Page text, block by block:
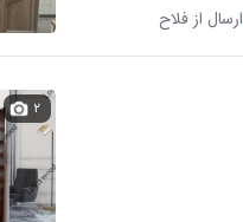
ارسال از فلاح
۲